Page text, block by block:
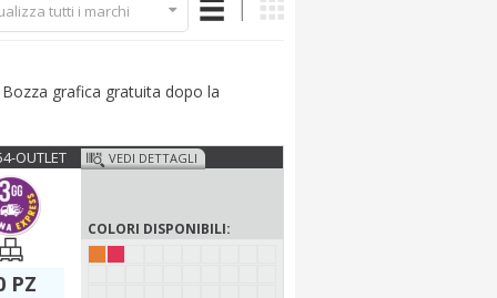
tutti i marchi
Bozza grafica gratuita dopo la
OUTLET
PZ
VEDI DETTAGLI
COLORI DISPONIBILI: